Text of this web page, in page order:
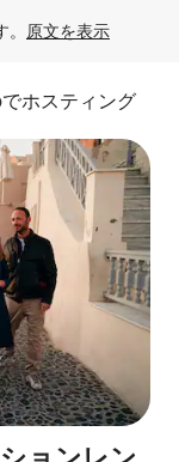
原文を表示
ホスティング